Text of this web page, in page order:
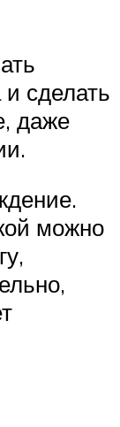
сделать
даже
можно